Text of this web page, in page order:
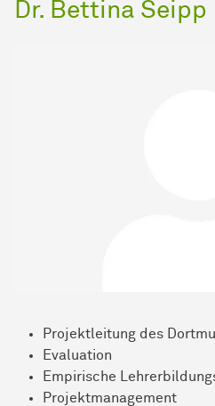
Dr. Bettina Seipp
Projektleitung des
Evaluation
Empirische
Projektmanagement